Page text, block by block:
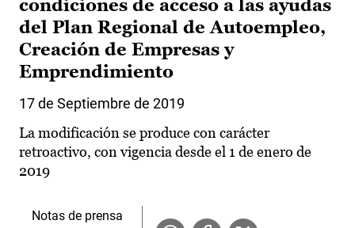
condiciones de acceso a las ayudas
del Plan Regional de Autoempleo,
Creación de Empresas y
Emprendimiento
17 de Septiembre de 2019
La modificación se produce con carácter
retroactivo, con vigencia desde el 1 de enero de
2019
Notas de prensa